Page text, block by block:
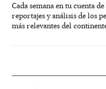
Cada semana en tu cuenta
reportajes y análisis de los
más relevantes del